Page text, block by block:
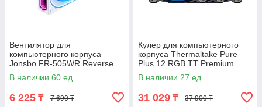
Вентилятор для
компьютерного корпуса
Jonsbo FR-505WR Reverse
White 2-032391 FR-505WR
White
В наличии 60 ед.
6 225 ₸ 7 690 ₸
Кулер для компьютерного
корпуса Thermaltake Pure
Plus 12 RGB TT Premium
Edition (3-Fan Pack) 2-008548
В наличии 27 ед.
31 029 ₸ 37 900 ₸